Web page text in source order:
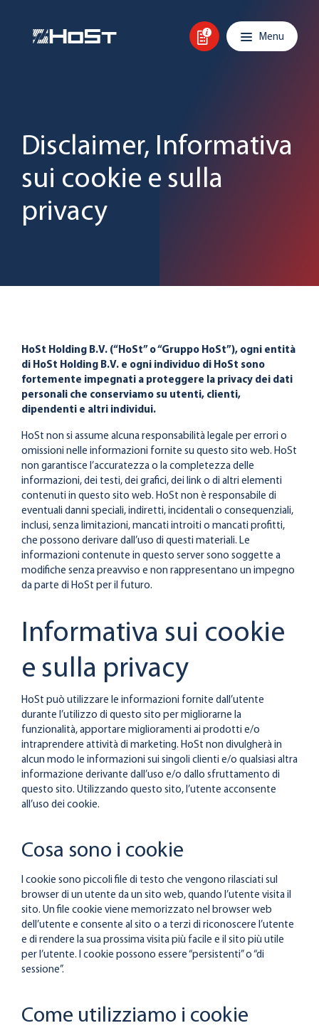
Main navigation
Menu
Disclaimer, Informativa
sui cookie e sulla
privacy
HoSt Holding B.V. (“HoSt” o “Gruppo HoSt”), ogni entità
di HoSt Holding B.V. e ogni individuo di HoSt sono
fortemente impegnati a proteggere la privacy dei dati
personali che conserviamo su utenti, clienti,
dipendenti e altri individui.
HoSt non si assume alcuna responsabilità legale per errori o
omissioni nelle informazioni fornite su questo sito web. HoSt
non garantisce l’accuratezza o la completezza delle
informazioni, dei testi, dei grafici, dei link o di altri elementi
contenuti in questo sito web. HoSt non è responsabile di
eventuali danni speciali, indiretti, incidentali o consequenziali,
inclusi, senza limitazioni, mancati introiti o mancati profitti,
che possono derivare dall’uso di questi materiali. Le
informazioni contenute in questo server sono soggette a
modifiche senza preavviso e non rappresentano un impegno
da parte di HoSt per il futuro.
Informativa sui cookie
e sulla privacy
HoSt può utilizzare le informazioni fornite dall’utente
durante l’utilizzo di questo sito per migliorarne la
funzionalità, apportare miglioramenti ai prodotti e/o
intraprendere attività di marketing. HoSt non divulgherà in
alcun modo le informazioni sui singoli clienti e/o qualsiasi altra
informazione derivante dall’uso e/o dallo sfruttamento di
questo sito. Utilizzando questo sito, l’utente acconsente
all’uso dei cookie.
Cosa sono i cookie
I cookie sono piccoli file di testo che vengono rilasciati sul
browser di un utente da un sito web, quando l’utente visita il
sito. Un file cookie viene memorizzato nel browser web
dell’utente e consente al sito o a terzi di riconoscere l’utente
e di rendere la sua prossima visita più facile e il sito più utile
per l’utente. I cookie possono essere “persistenti” o “di
sessione”.
Come utilizziamo i cookie